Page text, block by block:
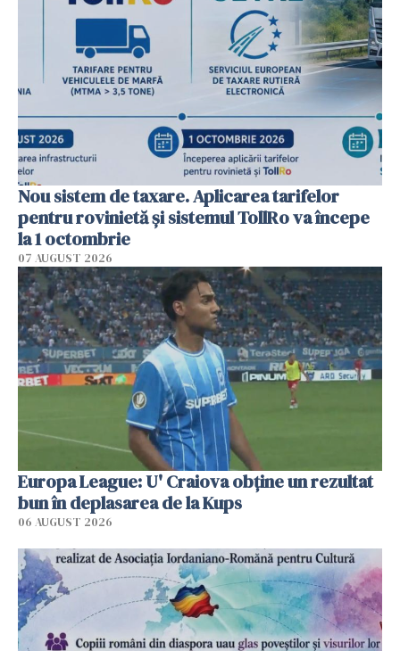
Nou sistem de taxare. Aplicarea tarifelor
pentru rovinietă şi sistemul TollRo va începe
la 1 octombrie
07 AUGUST 2026
Europa League: U' Craiova obține un rezultat
bun în deplasarea de la Kups
06 AUGUST 2026